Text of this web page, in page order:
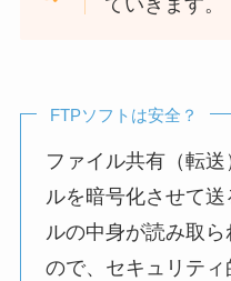
FTPソフトは安全？
ファイル共有（転
ルを暗号化させて
ルの中身が読み取
ので、セキュリティ